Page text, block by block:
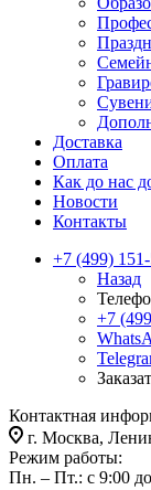
Доставка
Оплата
Как до нас
Новости
Контакты
+7 (499) 151-
Назад
+7
Контактная
г. Москва,
Режим работы:
Пн. – Пт.: с 9:00